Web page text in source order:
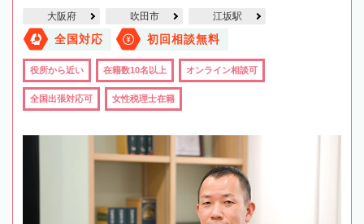
大阪府 吹田市 江坂駅
全国対応 初回相談無料
役所から近い 在籍数10名以上 オンライン相談可
全国出張対応可 女性税理士在籍